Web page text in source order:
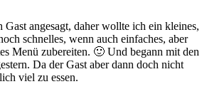
angesagt, daher wollte ich ein kleines,
schnelles, wenn auch einfaches, aber
Menü zubereiten. 🙂 Und begann mit den
Da der Gast aber dann doch nicht
viel zu essen.